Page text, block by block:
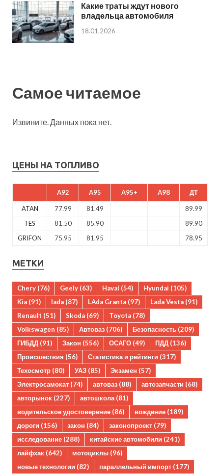
Какие траты ждут нового
владельца автомобиля
18.01.2026
Самое читаемое
Извините. Данных пока нет.
ЦЕНЫ НА ТОПЛИВО
A92 A95 A95+ A98 ДТ
ATAN 77.99 81.49
89.99
TES
81.50 85.90
89.90
GRIFON
75.95 81.95 78.95
МЕТКИ
Chery (76) Geely (63) Haval (54) Hyundai (105)
Kia (91) lada (87) LAda Granta (97) Lada Vesta (91)
Renault (51) Skoda (69) Toyota (78)
Volkswagen (85) Автоваз (706) Безопасность (209)
ГИБДД (91) Закон (556) ОСАГО (49) ПДД (136)
Происшествия (56) Статистика и рейтинги (317)
Техосмотр (80) УАЗ (85) Экзамен (57)
Электросамокат (74) автоваз (88) автозапчасти (68)
авторынок (227) автошкола(81)
водительское удостоверение (86) вождение (189)
дороги (156) закон (84) законопроект (79)
исследование (288) китайские автомобили (241)
лайфхак (642) мотоциклы (96)
новые технологии (82) параллельный импорт (177)